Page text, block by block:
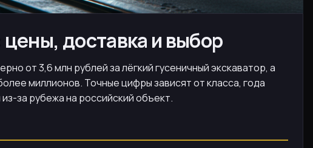
доставка и выбор
от 3,6 млн рублей за лёгкий гусеничный экскаватор, а
миллионов. Точные цифры зависят от класса, года
за рубежа на российский объект.